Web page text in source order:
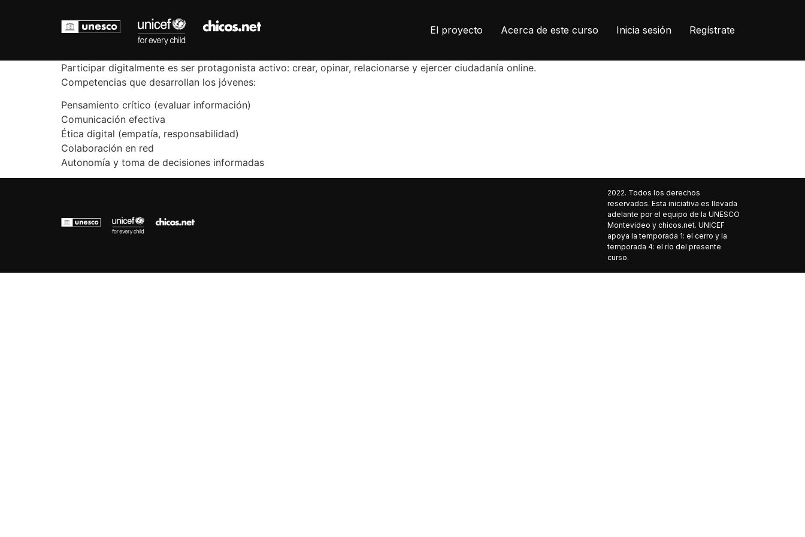
El proyecto Acerca de este curso Inicia sesión Regístrate
Participar digitalmente es ser protagonista activo: crear, opinar, relacionarse y ejercer ciudadanía online.
Competencias que desarrollan los jóvenes:
Pensamiento crítico (evaluar información)
Comunicación efectiva
Ética digital (empatía, responsabilidad)
Colaboración en red
Autonomía y toma de decisiones informadas
2022. Todos los derechos
reservados. Esta iniciativa es llevada
adelante por el equipo de la UNESCO
Montevideo y chicos.net. UNICEF
apoya la temporada 1: el cerro y la
temporada 4: el río del presente
curso.